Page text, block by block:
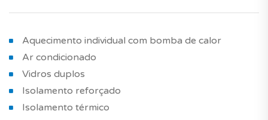
Aquecimento individual com bomba de calor
Ar condicionado
Vidros duplos
Isolamento reforçado
Isolamento térmico